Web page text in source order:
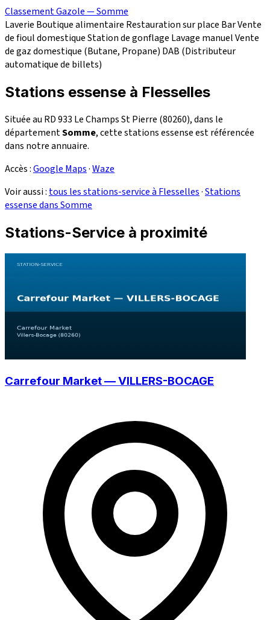
Classement Gazole — Somme
Laverie Boutique alimentaire Restauration sur place BarVente
de fioul domestiqueStation de gonflage Lavage manuelVente
de gaz domestique (Butane, Propane) DAB (Distributeur
automatique de billets)
Stations essense à Flesselles
Située au RD 933 Le Champs St Pierre (80260), dans le
départementSomme, cette stations essense est référencée
dans notre annuaire.
Accès :Google Maps·Waze
Voir aussi : tous les stations-service à Flesselles·Stations
essense dans Somme
Stations-Service à proximité
Carrefour Market — VILLERS-BOCAGE